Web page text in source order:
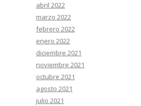
abril 2022
marzo 2022
febrero 2022
enero 2022
diciembre 2021
noviembre 2021
octubre 2021
agosto 2021
julio 2021